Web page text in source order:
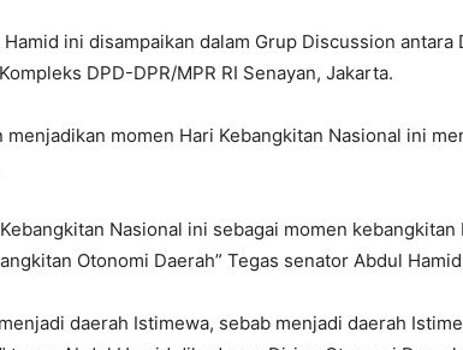
ini disampaikan dalam Grup Discussion antara
DPD-DPR/MPR RI Senayan, Jakarta.
momen Hari Kebangkitan Nasional ini
Nasional ini sebagai momen kebangkitan
Otonomi Daerah” Tegas senator Abdul
daerah Istimewa, sebab menjadi daerah